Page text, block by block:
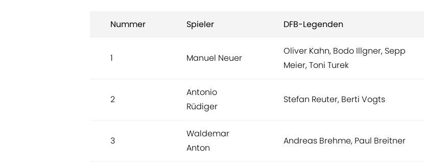
Nummer Spieler DFB-Legenden
1 Manuel Neuer
Oliver Kahn, Bodo Illgner, Sepp
Meier, Toni Turek
2
Antonio
Rüdiger
Stefan Reuter, Berti Vogts
3
Waldemar
Anton
Andreas Brehme, Paul Breitner